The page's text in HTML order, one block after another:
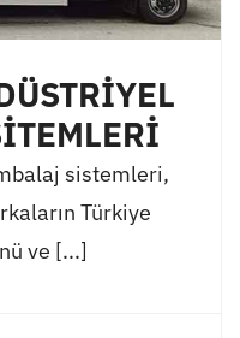
sistemleri,
Türkiye
ve [...]